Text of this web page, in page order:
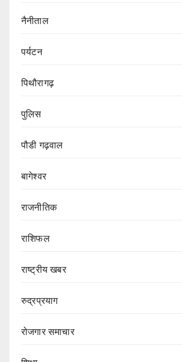
नैनीताल
पर्यटन
पिथौरागढ़
पुलिस
पौडी गढ़वाल
बागेश्वर
राजनीतिक
राशिफल
राष्ट्रीय खबर
रुद्रप्रयाग
रोजगार समाचार